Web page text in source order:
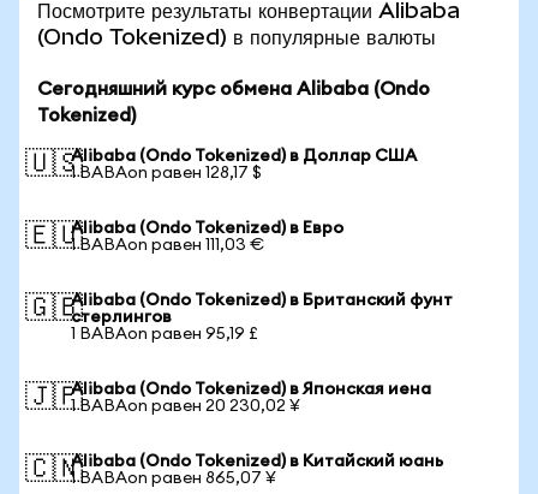
Посмотрите результаты конвертации Alibaba
(Ondo Tokenized) в популярные валюты
Сегодняшний курс обмена Alibaba (Ondo
Tokenized)
🇺🇸Alibaba (Ondo Tokenized) в Доллар США
1 BABAon равен 128,17 $
🇪🇺Alibaba (Ondo Tokenized) в Евро
1 BABAon равен 111,03 €
🇬🇧Alibaba (Ondo Tokenized) в Британский фунт
стерлингов
1 BABAon равен 95,19 £
🇯🇵Alibaba (Ondo Tokenized) в Японская иена
1 BABAon равен 20 230,02 ¥
🇨🇳Alibaba (Ondo Tokenized) в Китайский юань
1 BABAon равен 865,07 ¥